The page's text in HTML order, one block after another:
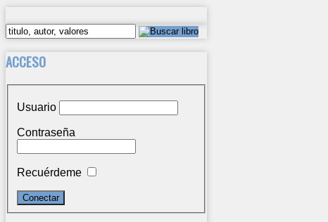
ACCESO
Usuario
Contraseña
Recuérdeme